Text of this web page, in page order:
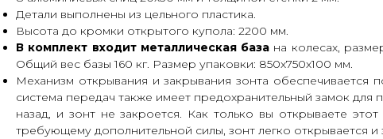
Детали выполнены из цельного пластика.
Высота до кромки открытого купола: 2200 мм.
В комплект входит металлическая база на колесах,
Общий вес базы 160 кг. Размер упаковки: 850х750х100 мм.
Механизм открывания и закрывания зонта
система передач также имеет предохранительный замок
назад, и зонт не закроется. Как только вы открываете
требующему дополнительной силы, зонт легко открывается и